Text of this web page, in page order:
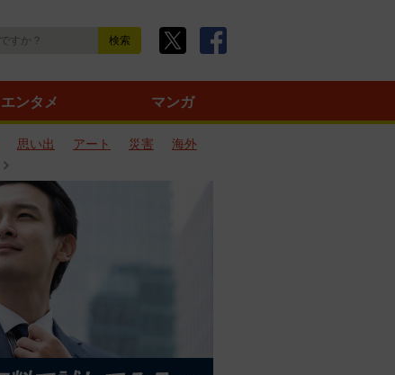
エンタメ マンガ
思い出 アート 災害
海外